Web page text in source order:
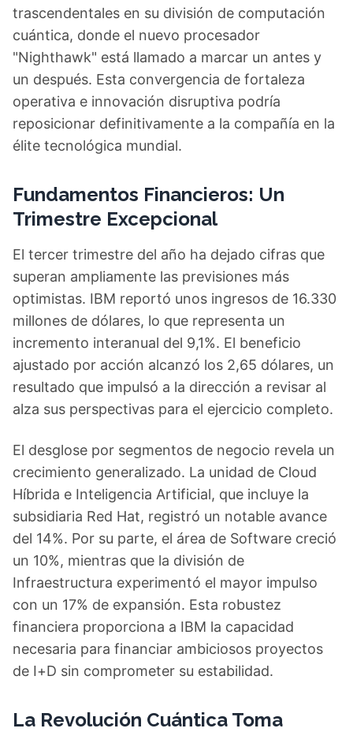
trascendentales en su división de computación
cuántica, donde el nuevo procesador
"Nighthawk" está llamado a marcar un antes y
un después. Esta convergencia de fortaleza
operativa e innovación disruptiva podría
reposicionar definitivamente a la compañía en la
élite tecnológica mundial.
Fundamentos Financieros: Un
Trimestre Excepcional
El tercer trimestre del año ha dejado cifras que
superan ampliamente las previsiones más
optimistas. IBM reportó unos ingresos de 16.330
millones de dólares, lo que representa un
incremento interanual del 9,1%. El beneficio
ajustado por acción alcanzó los 2,65 dólares, un
resultado que impulsó a la dirección a revisar al
alza sus perspectivas para el ejercicio completo.
El desglose por segmentos de negocio revela un
crecimiento generalizado. La unidad de Cloud
Híbrida e Inteligencia Artificial, que incluye la
subsidiaria Red Hat, registró un notable avance
del 14%. Por su parte, el área de Software creció
un 10%, mientras que la división de
Infraestructura experimentó el mayor impulso
con un 17% de expansión. Esta robustez
financiera proporciona a IBM la capacidad
necesaria para financiar ambiciosos proyectos
de I+D sin comprometer su estabilidad.
La Revolución Cuántica Toma